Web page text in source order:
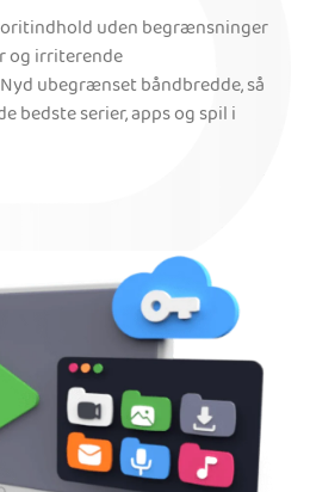
uden begrænsninger
og irriterende
ubegrænset båndbredde, så
bedste serier, apps og spil i